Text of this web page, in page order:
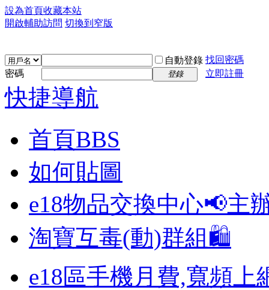
設為首頁收藏本站
開啟輔助訪問 切換到窄版
自動登錄 找回密碼
密碼
登錄 立即註冊
快捷導航
首頁BBS
如何貼圖
e18物品交換中心📢主
淘寶互毒(動)群組🛍️
e18區手機月費,寬頻上